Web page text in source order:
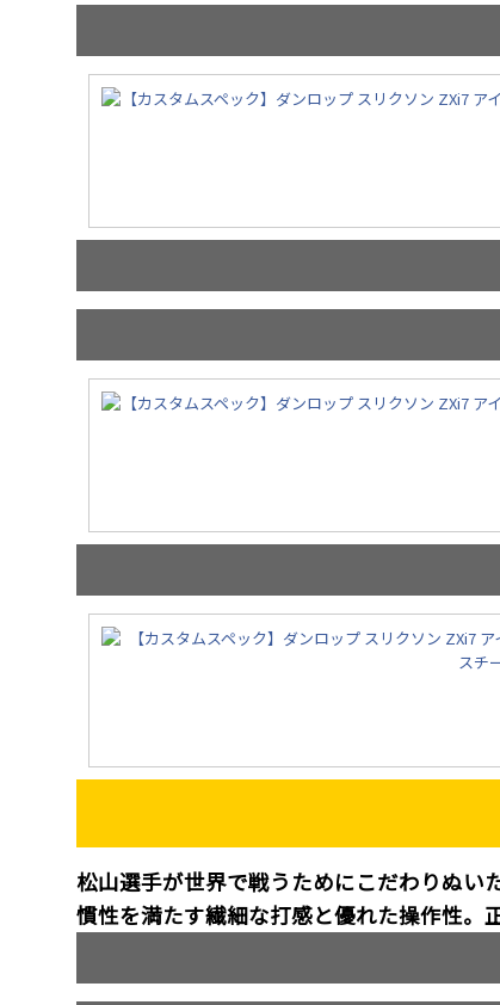
松山選手が世界で戦うためにこだわりぬい
慣性を満たす繊細な打感と優れた操作性。